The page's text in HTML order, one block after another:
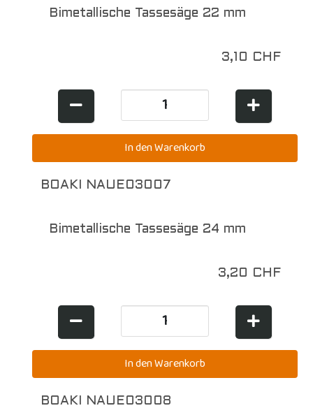
Bimetallische Tassesäge 22 mm
3,10 CHF
BOAKI NAUE03007
Bimetallische Tassesäge 24 mm
3,20 CHF
BOAKI NAUE03008